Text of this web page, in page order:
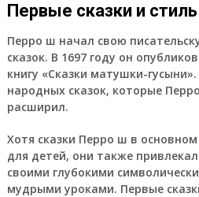
Первые сказки и
Перро ш начал свою
сказок. В 1697 году он
книгу «Сказки матушки-
народных сказок, которые
расширил.
Хотя сказки Перро ш в
для детей, они также
своими глубокими
мудрыми уроками. Первые